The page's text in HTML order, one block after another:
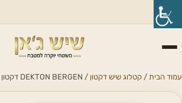
עמוד הבית / קטלוג שיש דקטון / DEKTON BERGEN דקטון ברג'ין בעובי 20 מ"מ